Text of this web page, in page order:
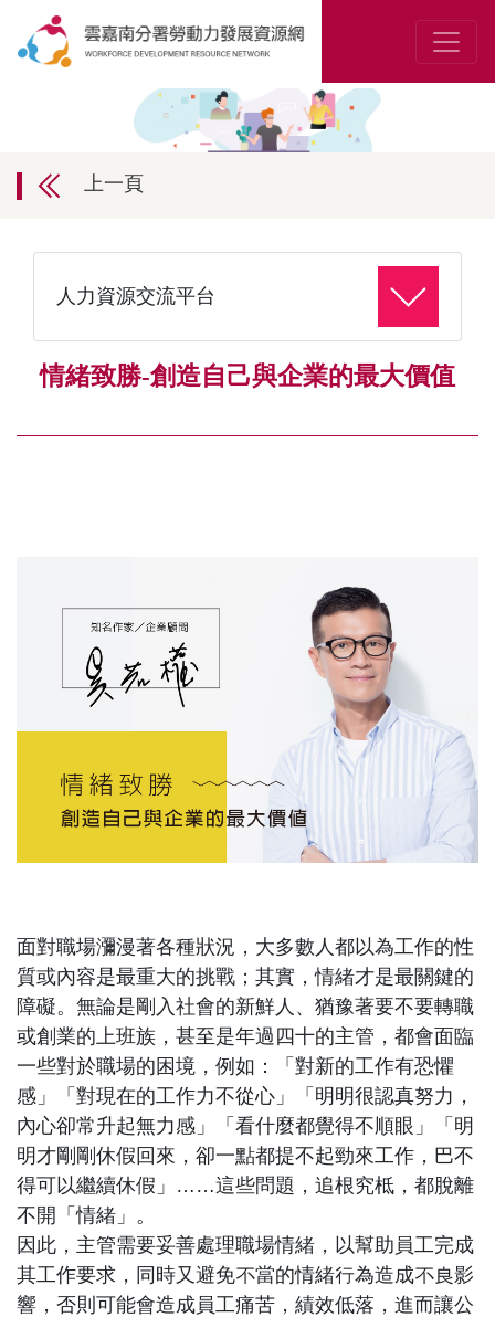
上一頁
人力資源交流平台
情緒致勝-創造自己與企業的最大價值
面對職場瀰漫著各種狀況，大多數人都以為工作的性
質或內容是最重大的挑戰；其實，情緒才是最關鍵的
障礙。無論是剛入社會的新鮮人、猶豫著要不要轉職
或創業的上班族，甚至是年過四十的主管，都會面臨
一些對於職場的困境，例如：「對新的工作有恐懼
感」「對現在的工作力不從心」「明明很認真努力，
內心卻常升起無力感」「看什麼都覺得不順眼」「明
明才剛剛休假回來，卻一點都提不起勁來工作，巴不
得可以繼續休假」……這些問題，追根究柢，都脫離
不開「情緒」。
因此，主管需要妥善處理職場情緒，以幫助員工完成
其工作要求，同時又避免不當的情緒行為造成不良影
響，否則可能會造成員工痛苦，績效低落，進而讓公